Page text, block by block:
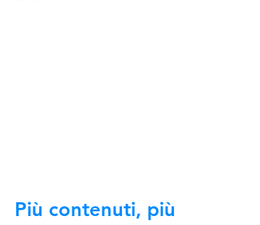
Più contenuti, più